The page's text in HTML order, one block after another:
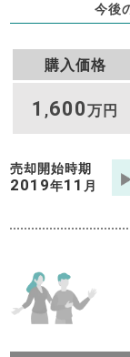
今後
購入価格
1 ,600万円
売却開始時期
2019年11 月